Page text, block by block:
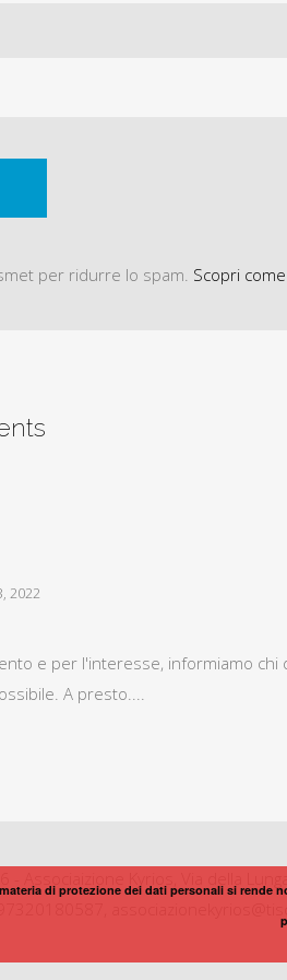
per ridurre lo spam. Scopri
2022
e per l'interesse, informiamo chi
A presto....
di protezione dei dati personali si